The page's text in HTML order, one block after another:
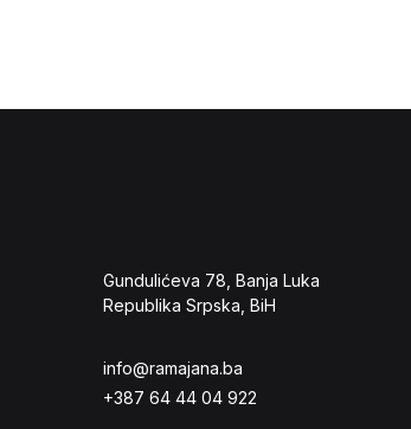
Gundulićeva 78, Banja Luka
Republika Srpska, BiH
info@ramajana.ba
+387 64 44 04 922